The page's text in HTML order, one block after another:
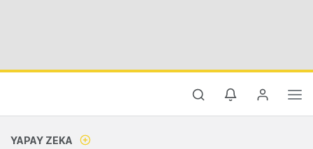
YAPAY ZEKA